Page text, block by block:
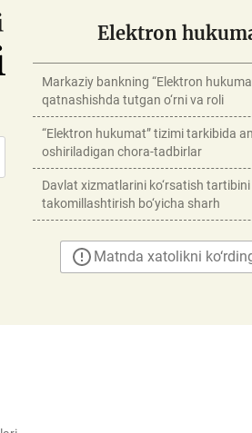
Elektron
Markaziy bankning “Elektron
qatnashishda tutgan o‘rni va roli
“Elektron hukumat” tizimi tarkibida
oshiriladigan chora-tadbirlar
Davlat xizmatlarini ko‘rsatish tartibini
takomillashtirish bo‘yicha sharh
Matnda xatolikni